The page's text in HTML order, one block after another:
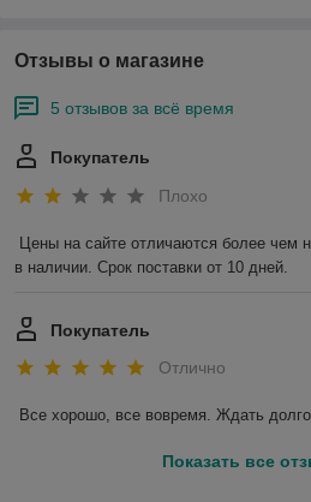
Отзывы о магазине
5 отзывов за всё время
Покупатель
Плохо
Цены на сайте отличаются более чем
в наличии. Срок поставки от 10 дней.
Покупатель
Отлично
Все хорошо, все вовремя. Ждать долго
Показать все